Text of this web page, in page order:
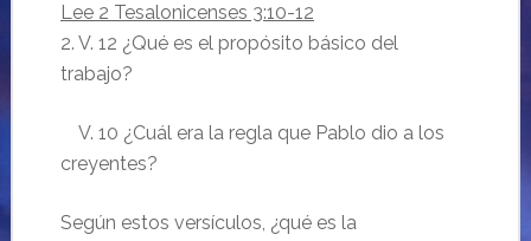
Lee 2 Tesalonicenses 3:10-12
2. V. 12 ¿Qué es el propósito básico del
trabajo?
V. 10 ¿Cuál era la regla que Pablo dio a los
creyentes?
Según estos versículos, ¿qué es la